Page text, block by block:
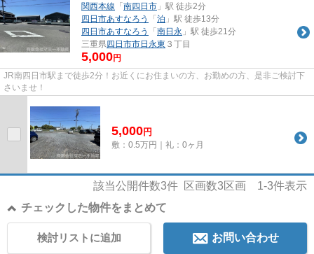
関西本線 「 南四日市 」駅 徒歩2分
四日市あすなろう
「 泊 」駅 徒歩13分
四日市あすなろう
「 南日永 」駅 徒歩21分
三重県四日市市日永東 ３丁目
5,000円
JR南四日市駅まで徒歩2分！お近くにお住まいの方、お勤めの方、是非ご検討下
さいませ！
5,000円
敷：0.5万円｜礼：0ヶ月
該当公開件数3件 区画数3区画 1-3件表示
チェックした物件をまとめて
お問い合わせ
検討リストに追加